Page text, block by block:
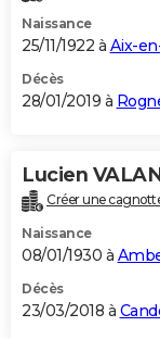
Naissance
25/11/1922 à Aix-
Décès
28/01/2019 à
Lucien
Créer une
Naissance
08/01/1930 à
Décès
23/03/2018 à